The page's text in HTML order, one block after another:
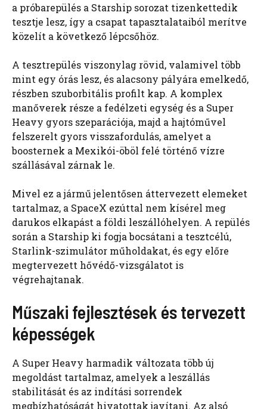
a próbarepülés a Starship sorozat tizenkettedik
tesztje lesz, így a csapat tapasztalataiból merítve
közelít a következő lépcsőhöz.
A tesztrepülés viszonylag rövid, valamivel több
mint egy órás lesz, és alacsony pályára emelkedő,
részben szuborbitális profilt kap. A komplex
manőverek része a fedélzeti egység és a Super
Heavy gyors szeparációja, majd a hajtóművel
felszerelt gyors visszafordulás, amelyet a
boosternek a Mexikói-öböl felé történő vízre
szállásával zárnak le.
Mivel ez a jármű jelentősen áttervezett elemeket
tartalmaz, a SpaceX ezúttal nem kísérel meg
darukos elkapást a földi leszállóhelyen. A repülés
során a Starship ki fogja bocsátani a tesztcélú,
Starlink-szimulátor műholdakat, és egy előre
megtervezett hővédő-vizsgálatot is
végrehajtanak.
Műszaki fejlesztések és tervezett
képességek
A Super Heavy harmadik változata több új
megoldást tartalmaz, amelyek a leszállás
stabilitását és az indítási sorrendek
megbízhatóságát hivatottak javítani. Az alsó